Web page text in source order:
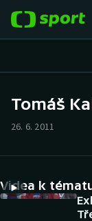
Hokej
Tenis
Atletika
Tomáš
26. 6. 2011
Videa k